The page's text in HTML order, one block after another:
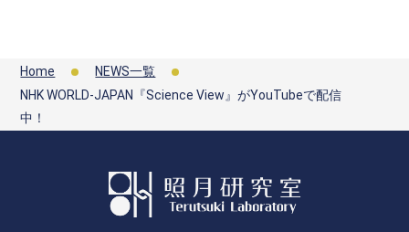
Home
NEWS一覧
NHK WORLD-JAPAN『Science View』がYouTubeで配信
中！